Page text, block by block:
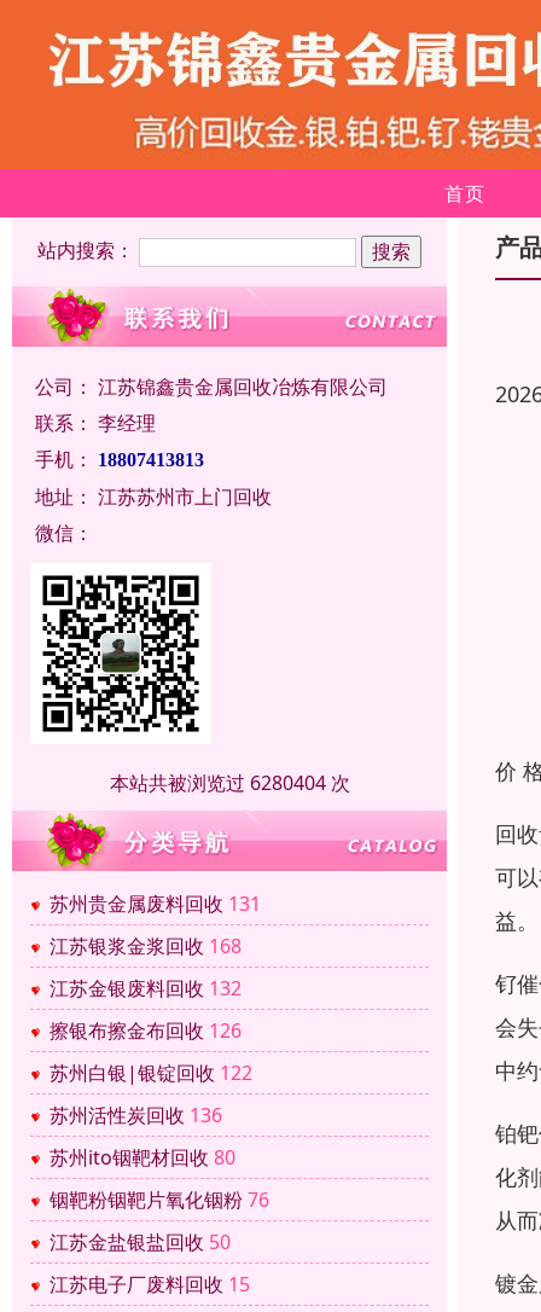
首页
站内搜索：
公司： 江苏锦鑫贵金属回收冶炼有限公司
联系： 李经理
手机：
18807413813
地址： 江苏苏州市上门回收
微信：
本站共被浏览过 6280404 次
苏州贵金属废料回收 131
江苏银浆金浆回收 168
江苏金银废料回收 132
擦银布擦金布回收 126
苏州白银|银锭回收 122
苏州活性炭回收 136
苏州ito铟靶材回收 80
铟靶粉铟靶片氧化铟粉76
江苏金盐银盐回收 50
江苏电子厂废料回收 15
产
价
回
可
益。
钌
会
中
铂
化
从
镀